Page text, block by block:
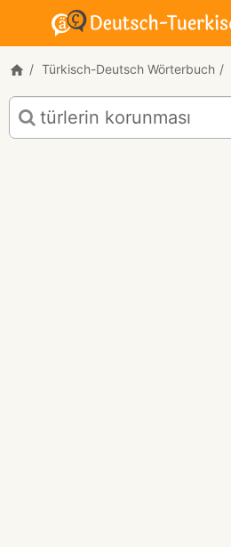
Türkisch-Deutsch Wörterbuch
Türkisch-
Deutsch
Übersetzung